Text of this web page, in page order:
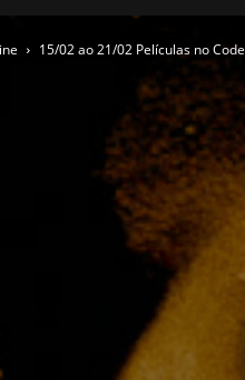
15/02 ao 21/02 Películas no